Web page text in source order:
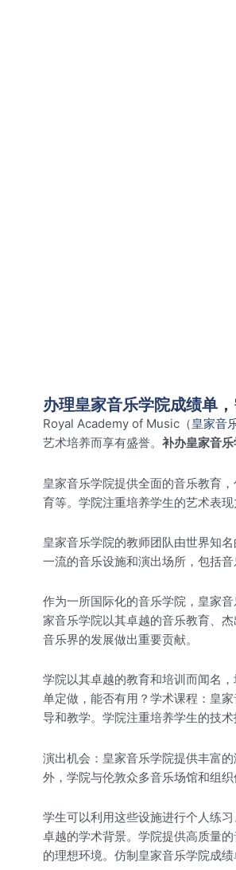
办理皇家音乐学院成绩单
Royal Academy of Music（皇家音
艺术培养而享有盛誉。 补办皇家音
皇家音乐学院提供全面的音乐教育
育等。学院注重培养学生的艺术表
皇家音乐学院的教师团队由世界知
一流的音乐设施和演出场所，包括
作为一所国际化的音乐学院，皇家
家音乐学院以其卓越的音乐教育、
音乐界的发展做出重要贡献。
学院以其卓越的教育和培训而闻名
单定做，能否有用？学术课程：皇
导和教学。学院注重培养学生的技
演出机会：皇家音乐学院提供丰富
外，学院与伦敦众多音乐场馆和组
学生可以利用这些设施进行个人练
卓越的学术背景。学院提供高质量
的理想环境。仿制皇家音乐学院成绩